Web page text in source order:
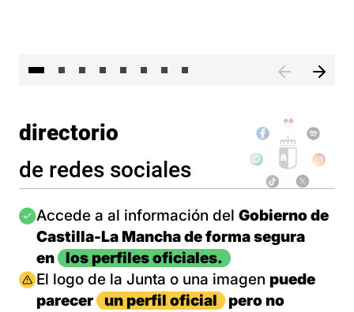
directorio
de redes sociales
Imagen
Accede a al información del Gobierno de
Castilla-La Mancha de forma segura
en
los perfiles oficiales.
Imagen
El logo de la Junta o una imagen puede
parecer
un perfil oficial
pero no